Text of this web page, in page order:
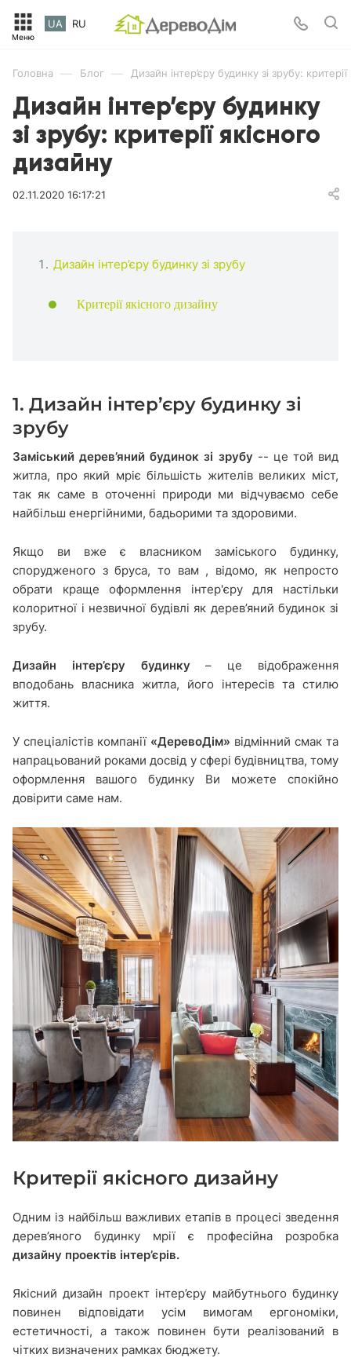
UA RU
Головна — Блог — Дизайн інтер’єру будинку зі зрубу:
Дизайн інтер’єру будинку
зі зрубу: критерії якісного
дизайну
02.11.2020 16:17:21
Дизайн інтер’єру будинку зі зрубу
Критерії якісного дизайну
1. Дизайн інтер’єру будинку зі
зрубу
Заміський дерев’яний будинок зі зрубу -- це той вид
житла, про який мріє більшість жителів великих міст,
так як саме в оточенні природи ми відчуваємо себе
найбільш енергійними, бадьорими та здоровими.
Якщо ви вже є власником заміського будинку,
спорудженого з бруса, то вам , відомо, як непросто
обрати краще оформлення інтер'єру для настільки
колоритної і незвичної будівлі як дерев’яний будинок зі
зрубу.
Дизайн інтер’єру будинку – це відображення
вподобань власника житла, його інтересів та стилю
життя.
У спеціалістів компанії «ДеревоДім» відмінний смак та
напрацьований роками досвід у сфері будівництва, тому
оформлення вашого будинку Ви можете спокійно
довірити саме нам.
Критерії якісного дизайну
Одним із найбільш важливих етапів в процесі зведення
дерев’яного будинку мрії є професійна розробка
дизайну проектів інтер’єрів.
Якісний дизайн проект інтер’єру майбутнього будинку
повинен відповідати усім вимогам ергономіки,
естетичності, а також повинен бути реалізований в
чітких визначених рамках бюджету.